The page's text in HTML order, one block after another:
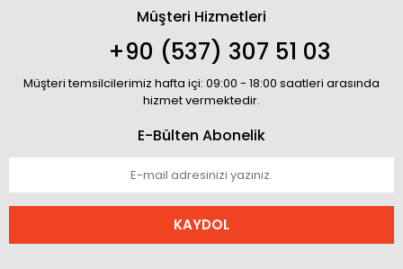
Müşteri Hizmetleri
+90 (537) 307 51 03
Müşteri temsilcilerimiz hafta içi: 09:00 - 18:00 saatleri arasında
hizmet vermektedir.
E-Bülten Abonelik
KAYDOL